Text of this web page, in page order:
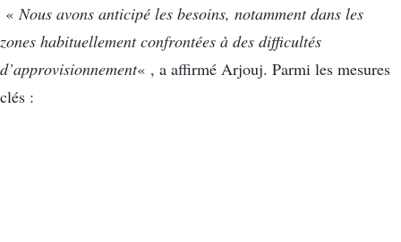
«Nous avons anticipé les besoins, notamment dans les
zones habituellement confrontées à des difficultés
d’approvisionnement« , a affirmé Arjouj. Parmi les mesures
clés :